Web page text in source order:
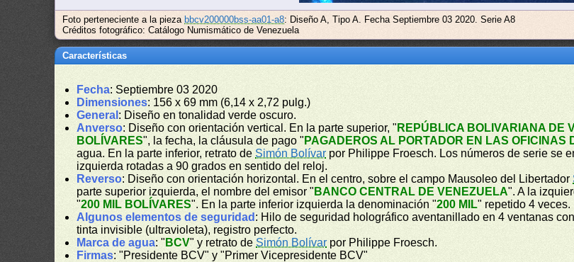
Foto perteneciente a la pieza bbcv200000bss-aa01-a8: Diseño A, Tipo A. Fecha Septiembre 03 2020. Serie A8
Créditos fotográfico: Catálogo Numismático de Venezuela
Características
Fecha: Septiembre 03 2020
Dimensiones: 156 x 69 mm (6,14 x 2,72 pulg.)
General : Diseño en tonalidad verde oscuro.
Anverso: Diseño con orientación vertical. En la parte superior, " REPÚBLICA BOLIVARIANA DE
BOLÍVARES", la fecha, la cláusula de pago " PAGADEROS AL PORTADOR EN LAS OFICINAS
agua. En la parte inferior, retrato deSimón Bolívar por Philippe Froesch. Los números de serie se
izquierda rotadas a 90 grados en sentido del reloj.
Reverso: Diseño con orientación horizontal. En el centro, sobre el campo Mausoleo del Libertador
parte superior izquierda, el nombre del emisor " BANCO CENTRAL DE VENEZUELA". A la
"200 MIL BOLÍVARES". En la parte inferior izquierda la denominación "200 MIL" repetido 4 veces.
Algunos elementos de seguridad : Hilo de seguridad holográfico aventanillado en 4 ventanas
tinta invisible (ultravioleta), registro perfecto.
Marca de agua: " BCV" y retrato de Simón Bolívar por Philippe Froesch.
Firmas: "Presidente BCV" y "Primer Vicepresidente BCV"